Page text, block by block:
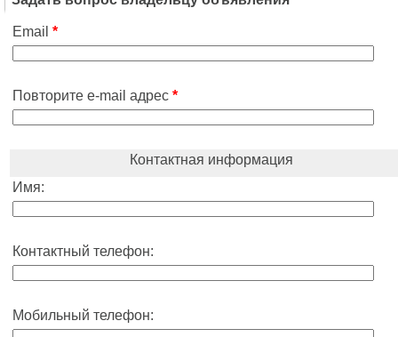
Email *
Повторите e-mail адрес *
Контактная информация
Имя:
Контактный телефон:
Мобильный телефон: